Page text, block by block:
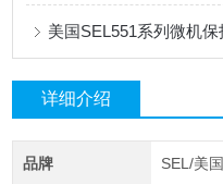
详细介绍
品牌 SEL/美国